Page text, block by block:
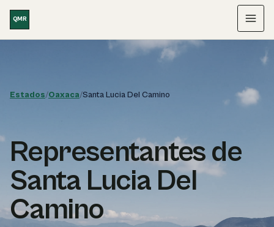
QMR Menú
Estados/Oaxaca/Santa Lucia Del Camino
Representantes de
Santa Lucia Del
Camino